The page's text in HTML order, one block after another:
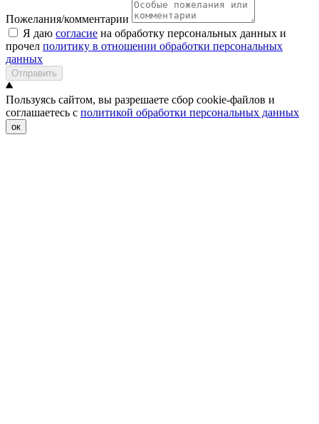
Пожелания/комментарии
Я даю согласие на обработку персональных данных и
прочел политику в отношении обработки персональных
данных
Отправить
Пользуясь сайтом, вы разрешаете сбор cookie-файлов и
соглашаетесь с политикой обработки персональных данных
ок